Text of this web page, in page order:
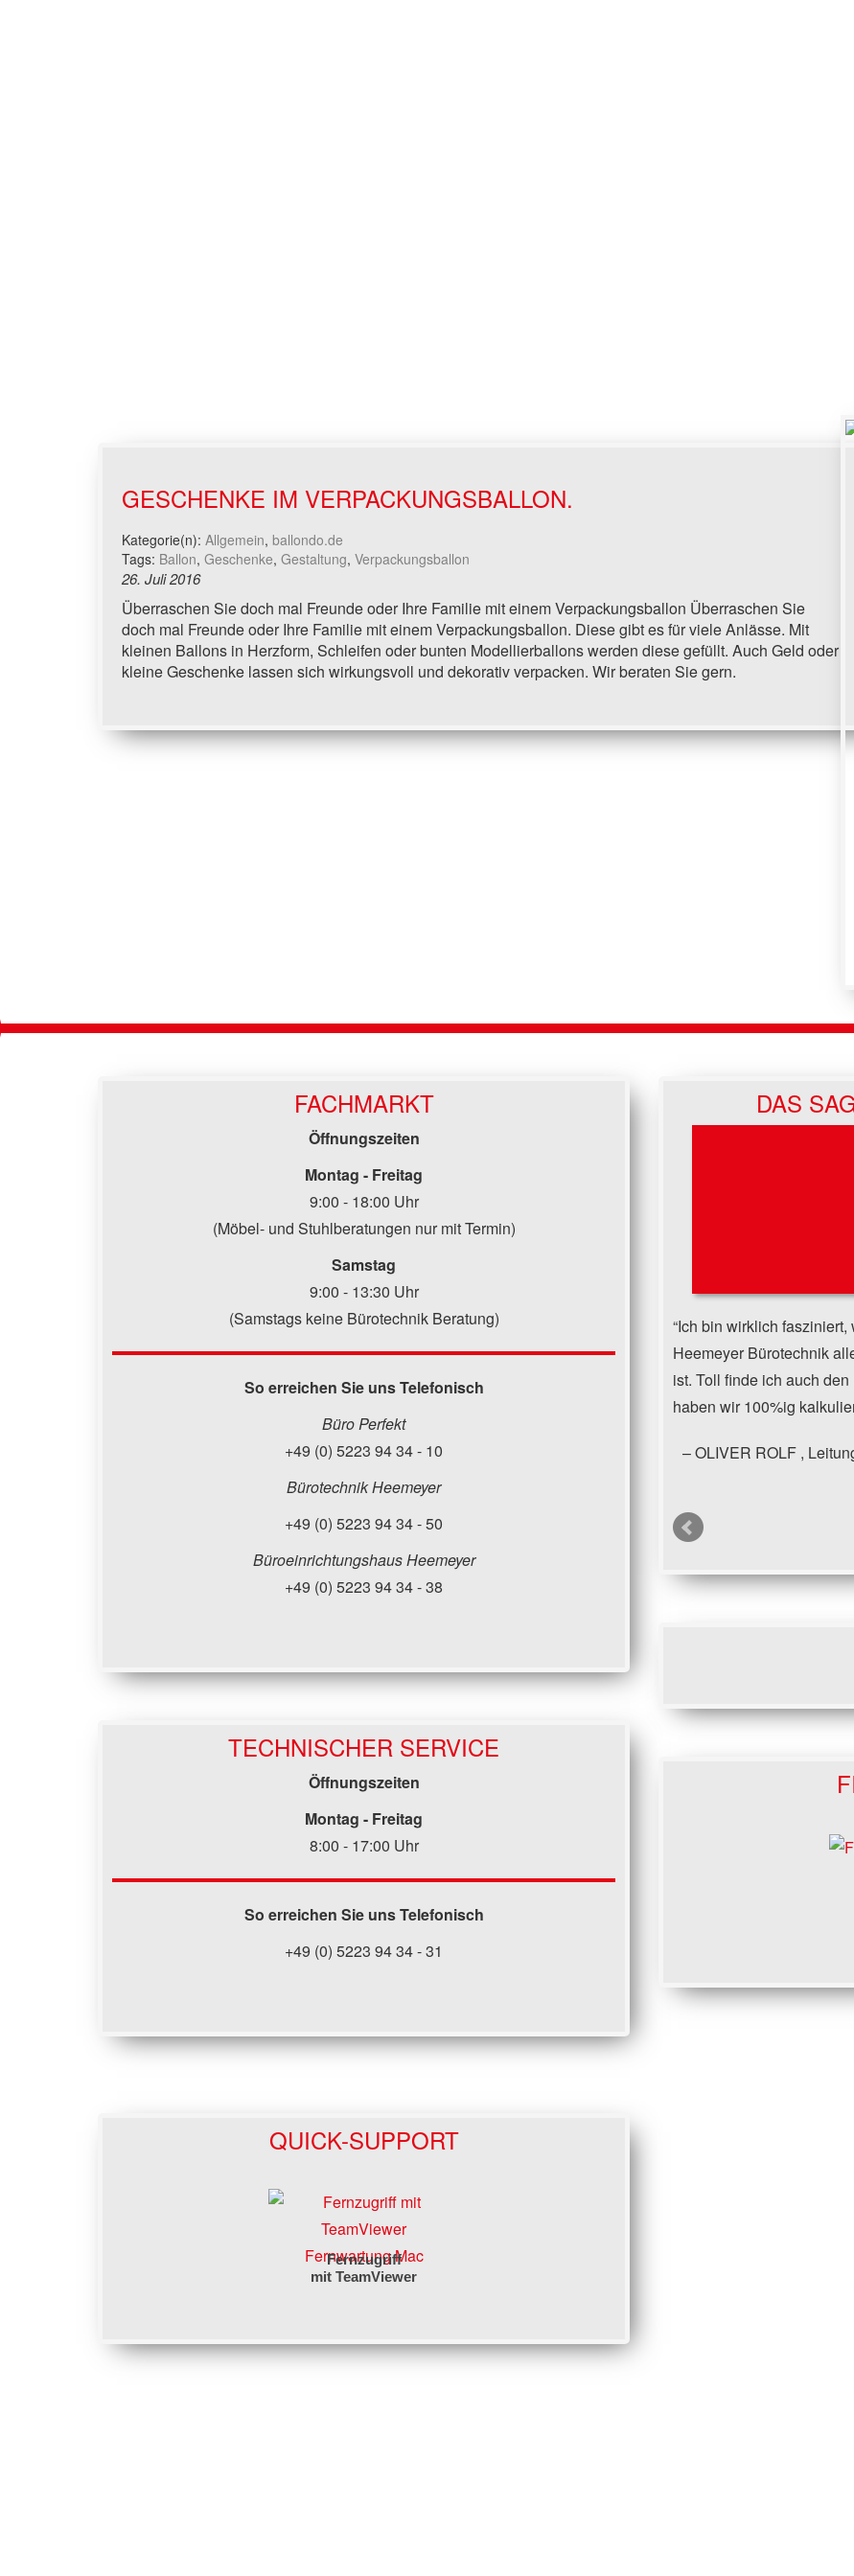
GESCHENKE IM VERPACKUNGSBALLON.
Kategorie(n): Allgemein, ballondo.de
Tags: Ballon, Geschenke, Gestaltung, Verpackungsballon
26. Juli 2016
Überraschen Sie doch mal Freunde oder Ihre Familie mit einem Verpackungsballon Überraschen Sie
doch mal Freunde oder Ihre Familie mit einem Verpackungsballon. Diese gibt es für viele Anlässe. Mit
kleinen Ballons in Herzform, Schleifen oder bunten Modellierballons werden diese gefüllt. Auch Geld oder
kleine Geschenke lassen sich wirkungsvoll und dekorativ verpacken. Wir beraten Sie gern.
FACHMARKT
Öffnungszeiten
Montag - Freitag
9:00 - 18:00 Uhr
(Möbel- und Stuhlberatungen nur mit Termin)
Samstag
9:00 - 13:30 Uhr
(Samstags keine Bürotechnik Beratung)
So erreichen Sie uns Telefonisch
Büro Perfekt
+49 (0) 5223 94 34 - 10
Bürotechnik Heemeyer
+49 (0) 5223 94 34 - 50
Büroeinrichtungshaus Heemeyer
+49 (0) 5223 94 34 - 38
TECHNISCHER SERVICE
Öffnungszeiten
Montag - Freitag
8:00 - 17:00 Uhr
So erreichen Sie uns Telefonisch
+49 (0) 5223 94 34 - 31
QUICK-SUPPORT
Fernzugriff
mit TeamViewer
Fernwartung Mac
DAS
Ich bin wirklich
Heemeyer Bürotechnik
ist. Toll finde ich auch
haben wir 100%ig
OLIVER ROLF